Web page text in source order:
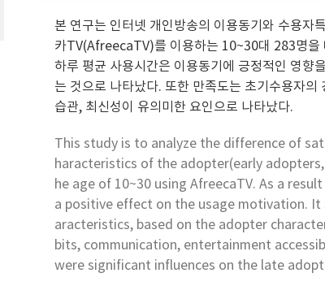
본 연구는 인터넷 개인방송의 이용동기와 수용자
카TV(AfreecaTV)를 이용하는 10~30대 283명을
하루 평균 사용시간은 이용동기에 긍정적인 영향
는 것으로 나타났다. 또한 만족도는 초기수용자
습관, 최신성이 유의미한 요인으로 나타났다.
This study is to analyze the difference of
haracteristics of the adopter(early
he age of 10~30 using AfreecaTV. As a
a positive effect on the usage motivation. It
aracteristics, based on the adopter
bits, communication, entertainment
were significant influences on the late